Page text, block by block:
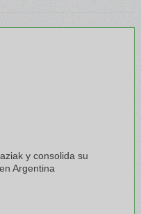
y consolida su
Argentina